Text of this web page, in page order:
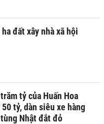
đất xây nhà xã hội
tỷ của Huấn Hoa
tỷ, dàn siêu xe hàng
Nhật đắt đỏ